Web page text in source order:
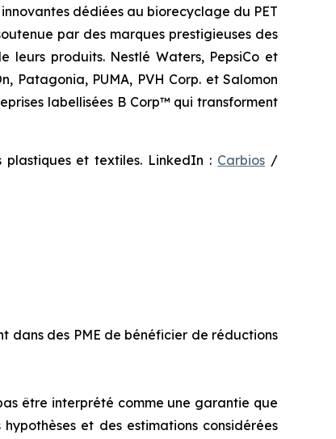
dédiées au biorecyclage du PET
par des marques prestigieuses des
leurs produits. Nestlé Waters, PepsiCo et
Patagonia, PUMA, PVH Corp. et Salomon
labellisées B Corp™ qui transforment
et textiles. LinkedIn : Carbios /
dans des PME de bénéficier de réductions
être interprété comme une garantie que
et des estimations considérées